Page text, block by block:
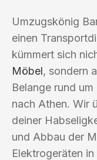
Umzugskönig
einen
kümmert sich
Möbel, sondern
Belange rund
nach Athen. Wir
deiner
und Abbau der
Elektrogeräten